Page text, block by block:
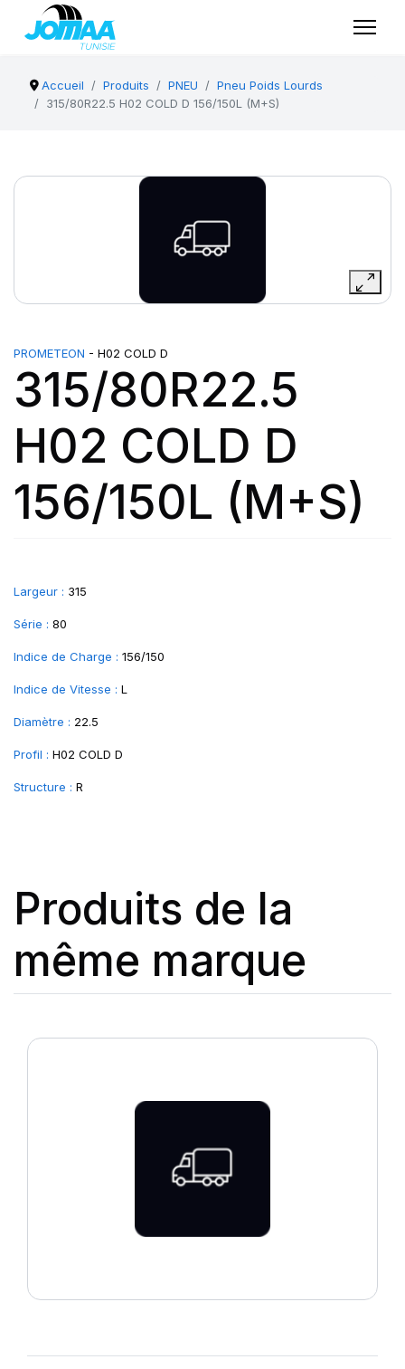
Accueil Produits PNEU
Pneu Poids Lourds
315/80R22.5 H02 COLD D 156/150L (M+S)
PROMETEON - H02 COLD D
315/80R22.5
H02 COLD D
156/150L (M+S)
Largeur : 315
Série : 80
Indice de Charge : 156/150
Indice de Vitesse : L
Diamètre : 22.5
Profil : H02 COLD D
Structure : R
Produits de la
même marque